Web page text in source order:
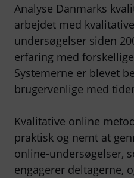
Analyse Danmarks
arbejdet med
undersøgelser siden
erfaring med
Systemerne er blevet
brugervenlige med
Kvalitative online
praktisk og nemt at
online-undersøgelser,
engagerer deltagerne,